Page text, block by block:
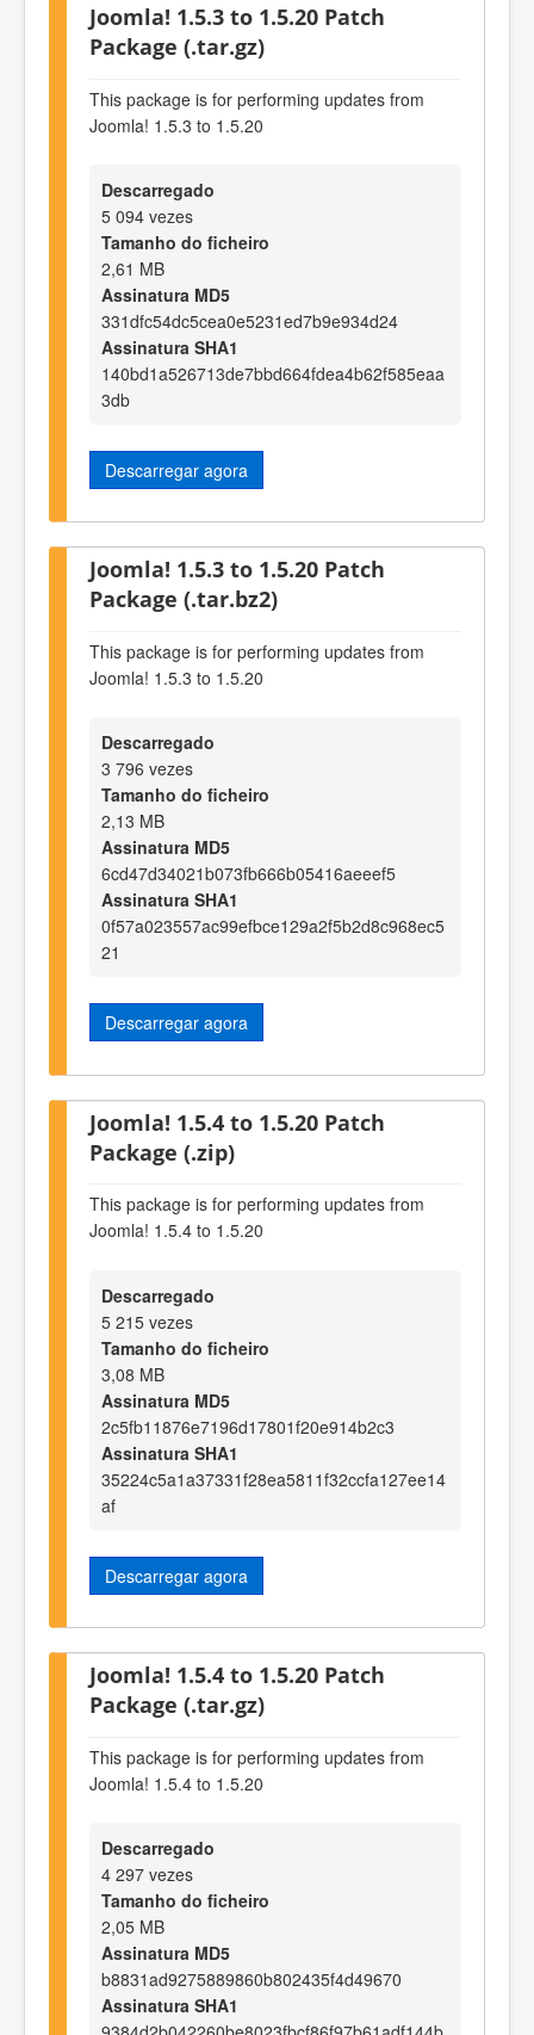
Joomla! 1.5.3 to 1.5.20 Patch
Package (.tar.gz)
This package is for performing updates from
Joomla! 1.5.3 to 1.5.20
Descarregado
5 094 vezes
Tamanho do ficheiro
2,61 MB
Assinatura MD5
331dfc54dc5cea0e5231ed7b9e934d24
Assinatura SHA1
140bd1a526713de7bbd664fdea4b62f585eaa
3db
Descarregar agora
Joomla! 1.5.3 to 1.5.20 Patch
Package (.tar.bz2)
This package is for performing updates from
Joomla! 1.5.3 to 1.5.20
Descarregado
3 796 vezes
Tamanho do ficheiro
2,13 MB
Assinatura MD5
6cd47d34021b073fb666b05416aeeef5
Assinatura SHA1
0f57a023557ac99efbce129a2f5b2d8c968ec5
21
Descarregar agora
Joomla! 1.5.4 to 1.5.20 Patch
Package (.zip)
This package is for performing updates from
Joomla! 1.5.4 to 1.5.20
Descarregado
5 215 vezes
Tamanho do ficheiro
3,08 MB
Assinatura MD5
2c5fb11876e7196d17801f20e914b2c3
Assinatura SHA1
35224c5a1a37331f28ea5811f32ccfa127ee14
af
Descarregar agora
Joomla! 1.5.4 to 1.5.20 Patch
Package (.tar.gz)
This package is for performing updates from
Joomla! 1.5.4 to 1.5.20
Descarregado
4 297 vezes
Tamanho do ficheiro
2,05 MB
Assinatura MD5
b8831ad9275889860b802435f4d49670
Assinatura SHA1